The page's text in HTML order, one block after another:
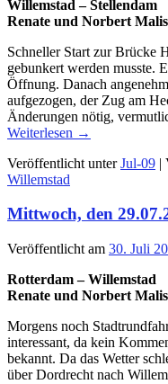
Willemstad – Stellendam
Renate und Norbert
Schneller Start zur Brücke
gebunkert werden musste.
Öffnung. Danach
aufgezogen, der Zug am
Änderungen nötig,
Weiterlesen →
Veröffentlicht unter Jul-09 |
Willemstad
Mittwoch, den
Veröffentlicht am 30. Juli
Rotterdam – Willemstad
Renate und Norbert
Morgens noch
interessant, da kein
bekannt. Da das Wetter
über Dordrecht nach